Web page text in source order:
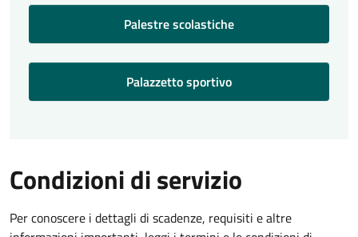
Palestre scolastiche
Palazzetto sportivo
Condizioni di servizio
Per conoscere i dettagli di scadenze, requisiti e altre